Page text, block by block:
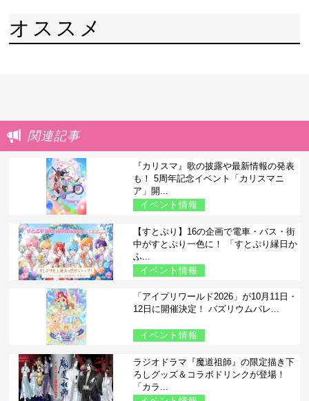
オススメ
関連記事
『カリスマ』歌の披露や最新情報の発表
も！ 5周年記念イベント「カリスマニ
ア」開...
イベント情報
【すとぷり】16の企画で電車・バス・街
中がすとぷり一色に！ 「すとぷり縁日か
ふ...
イベント情報
「アイプリワールド2026」が10月11日・
12日に開催決定！ バズリウムパレ...
イベント情報
ラジオドラマ『魔道祖師』の限定描き下
ろしグッズ＆コラボドリンクが登場！
「カラ...